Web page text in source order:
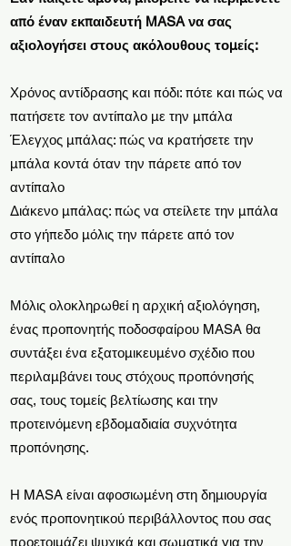
από έναν εκπαιδευτή MASA να σας
αξιολογήσει στους ακόλουθους τομείς:
Χρόνος αντίδρασης και πόδι: πότε και πώς να
πατήσετε τον αντίπαλο με την μπάλα
Έλεγχος μπάλας: πώς να κρατήσετε την
μπάλα κοντά όταν την πάρετε από τον
αντίπαλο
Διάκενο μπάλας: πώς να στείλετε την μπάλα
στο γήπεδο μόλις την πάρετε από τον
αντίπαλο
Μόλις ολοκληρωθεί η αρχική αξιολόγηση,
ένας προπονητής ποδοσφαίρου MASA θα
συντάξει ένα εξατομικευμένο σχέδιο που
περιλαμβάνει τους στόχους προπόνησής
σας, τους τομείς βελτίωσης και την
προτεινόμενη εβδομαδιαία συχνότητα
προπόνησης.
Η MASA είναι αφοσιωμένη στη δημιουργία
ενός προπονητικού περιβάλλοντος που σας
προετοιμάζει ψυχικά και σωματικά για την